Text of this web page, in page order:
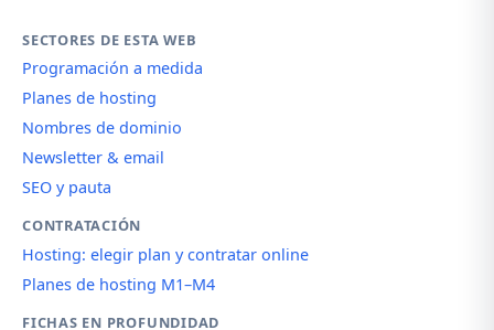
SECTORES DE ESTA WEB
Programación a medida
Planes de hosting
Nombres de dominio
Newsletter & email
SEO y pauta
CONTRATACIÓN
Hosting: elegir plan y contratar online
Planes de hosting M1–M4
FICHAS EN PROFUNDIDAD